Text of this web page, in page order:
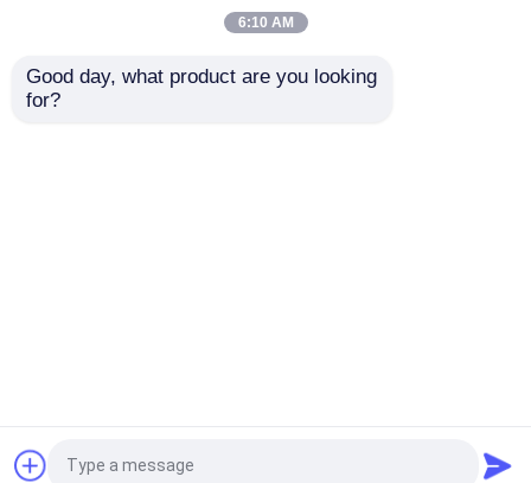
지하 파인곳 없는 파이프라인 건설 기계 UV CIPP
Daoyunai Energy Saving Technology Limited. All
6:10 AM
Good day, what product are you looking
for?